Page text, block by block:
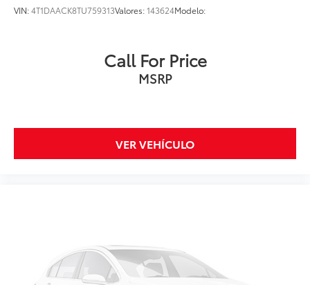
VIN:4T1DAACK8TU759313Valores:143624Modelo:
Call For Price
MSRP
VER VEHÍCULO